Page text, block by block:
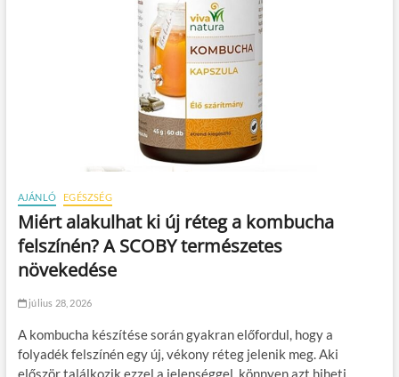
AJÁNLÓ EGÉSZSÉG
Miért alakulhat ki új réteg a kombucha
felszínén? A SCOBY természetes
növekedése
július 28, 2026
A kombucha készítése során gyakran előfordul, hogy a
folyadék felszínén egy új, vékony réteg jelenik meg. Aki
először találkozik ezzel a jelenséggel, könnyen azt hiheti,…